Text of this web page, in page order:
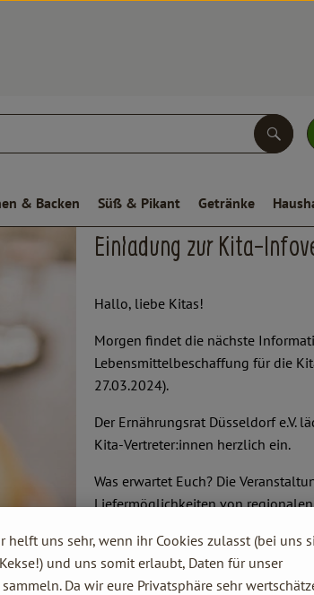
Suchen
& Backen Süß & Pikant Getränke
Einladung zur Kita-
Hallo, liebe Kitas!
Morgen findet die nächste
Lebensmittelbeschaffung für die
27.03.2024).
Der Ernährungsrat Düsseldorf e.V.
Kita-Vertreter:innen herzlich ein.
Was erwartet Euch? Die
Liefermöglichkeiten von
Bäckerei(Düsseldorf) und Mareike
unsere gemeinsamen
helft uns sehr, wenn ihr Cookies zulasst (bei uns
und uns somit erlaubt, Daten für unser
Da wir eure Privatsphäre sehr